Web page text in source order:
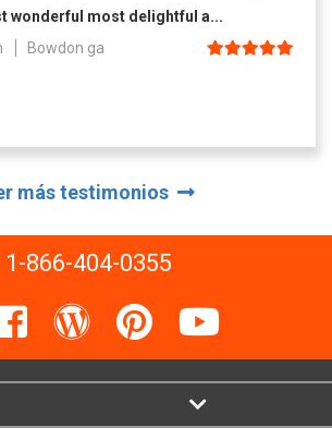
wonderful most delightful a...
Bowdon ga
más testimonios
1-866-404-0355